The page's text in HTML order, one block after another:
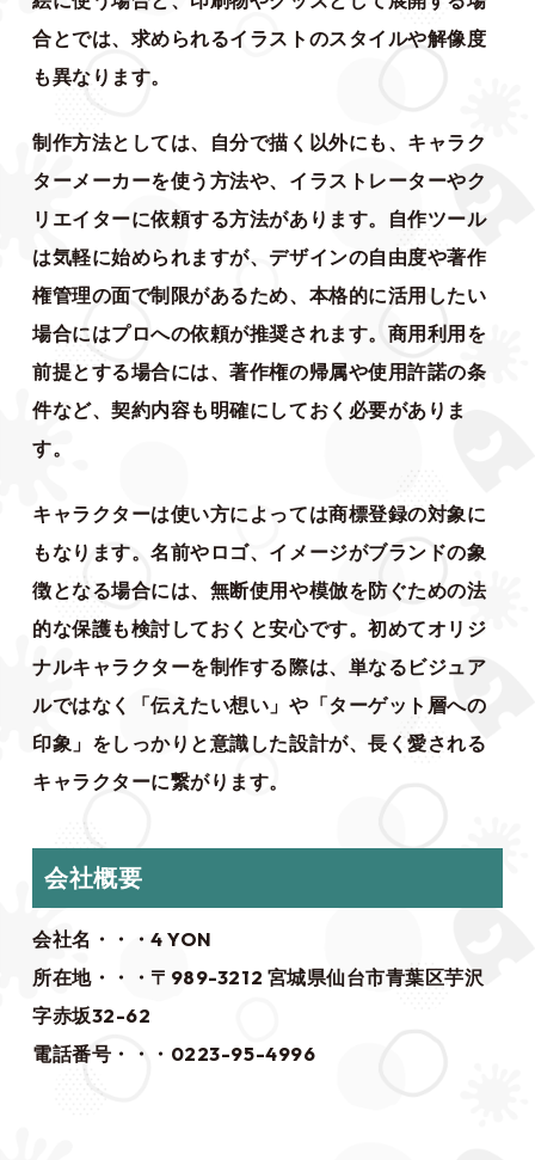
合とでは、求められるイラストのスタイルや解像度
も異なります。
制作方法としては、自分で描く以外にも、キャラク
ターメーカーを使う方法や、イラストレーターやク
リエイターに依頼する方法があります。自作ツール
は気軽に始められますが、デザインの自由度や著作
権管理の面で制限があるため、本格的に活用したい
場合にはプロへの依頼が推奨されます。商用利用を
前提とする場合には、著作権の帰属や使用許諾の条
件など、契約内容も明確にしておく必要がありま
す。
キャラクターは使い方によっては商標登録の対象に
もなります。名前やロゴ、イメージがブランドの象
徴となる場合には、無断使用や模倣を防ぐための法
的な保護も検討しておくと安心です。初めてオリジ
ナルキャラクターを制作する際は、単なるビジュア
ルではなく「伝えたい想い」や「ターゲット層への
印象」をしっかりと意識した設計が、長く愛される
キャラクターに繋がります。
会社概要
会社名・・・4 YON
所在地・・・〒989-3212 宮城県仙台市青葉区芋沢
字赤坂32-62
電話番号・・・0223-95-4996